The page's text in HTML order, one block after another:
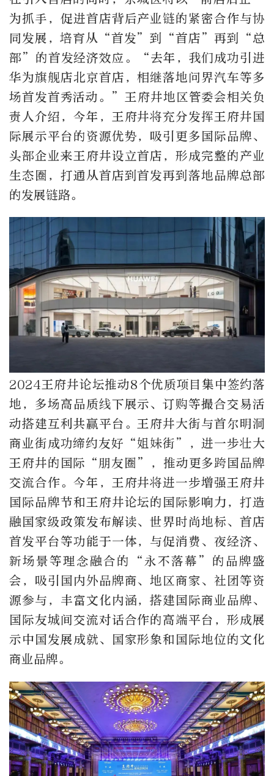
为抓手，促进首店背后产业链的紧密合作与协
同发展，培育从“首发”到“首店”再到“总
部”的首发经济效应。“去年，我们成功引进
华为旗舰店北京首店，相继落地问界汽车等多
场首发首秀活动。”王府井地区管委会相关负
责人介绍，今年，王府井将充分发挥王府井国
际展示平台的资源优势，吸引更多国际品牌、
头部企业来王府井设立首店，形成完整的产业
生态圈，打通从首店到首发再到落地品牌总部
的发展链路。
2024王府井论坛推动8个优质项目集中签约落
地，多场高品质线下展示、订购等撮合交易活
动搭建互利共赢平台。王府井大街与首尔明洞
商业街成功缔约友好“姐妹街”，进一步壮大
王府井的国际“朋友圈”，推动更多跨国品牌
交流合作。今年，王府井将进一步增强王府井
国际品牌节和王府井论坛的国际影响力，打造
融国家级政策发布解读、世界时尚地标、首店
首发平台等功能于一体，与促消费、夜经济、
新场景等理念融合的“永不落幕”的品牌盛
会，吸引国内外品牌商、地区商家、社团等资
源参与，丰富文化内涵，搭建国际商业品牌、
国际友城间交流对话合作的高端平台，形成展
示中国发展成就、国家形象和国际地位的文化
商业品牌。